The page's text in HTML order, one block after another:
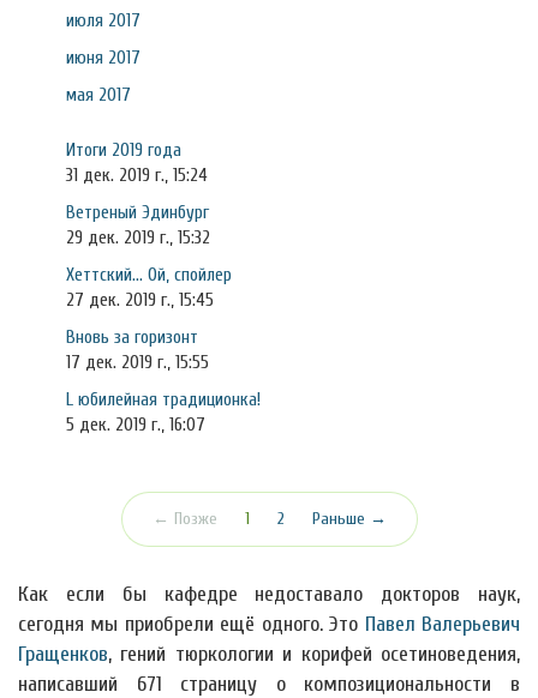
июля 2017
июня 2017
мая 2017
Итоги 2019 года
31 дек. 2019 г., 15:24
Ветреный Эдинбург
29 дек. 2019 г., 15:32
Хеттский... Ой, спойлер
27 дек. 2019 г., 15:45
Вновь за горизонт
17 дек. 2019 г., 15:55
L юбилейная традиционка!
5 дек. 2019 г., 16:07
← Позже 1(текущая)
2 Раньше →
Как если бы кафедре недоставало докторов наук,
сегодня мы приобрели ещё одного. Это Павел Валерьевич
Гращенков, гений тюркологии и корифей осетиноведения,
написавший 671 страницу о композициональности в